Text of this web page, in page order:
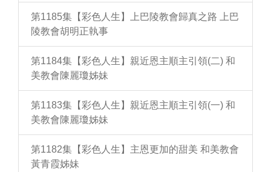
第1185集【彩色人生】上巴陵教會歸真之路 上巴
陵教會胡明正執事
第1184集【彩色人生】親近恩主順主引領(二) 和
美教會陳麗瓊姊妹
第1183集【彩色人生】親近恩主順主引領(一) 和
美教會陳麗瓊姊妹
第1182集【彩色人生】主恩更加的甜美 和美教會
黃青霞姊妹